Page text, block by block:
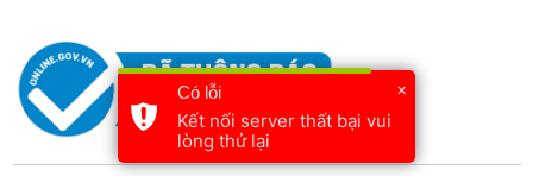
×
Có lỗi
Kết nối server thất bại vui
lòng thử lại